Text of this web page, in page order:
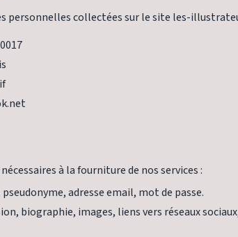
personnelles collectées sur le site les-
à la fourniture de nos services :
adresse email, mot de passe.
biographie, images, liens vers réseaux